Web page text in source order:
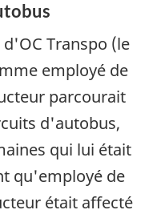
Transpo (le
employé de
parcourait
d'autobus,
qui lui était
qu'employé de
était affecté